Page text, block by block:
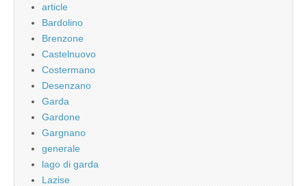
article
Bardolino
Brenzone
Castelnuovo
Costermano
Desenzano
Garda
Gardone
Gargnano
generale
lago di garda
Lazise